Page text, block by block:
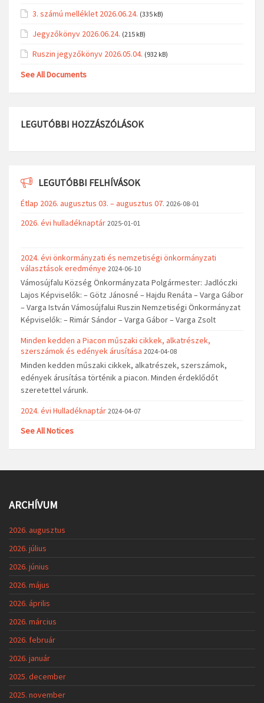
3. számú melléklet 2026.06.24. (335 kB)
Jegyzőkönyv 2026.06.24. (215 kB)
Ruszin jegyzőkönyv 2026.05.04. (932 kB)
See All Documents
LEGUTÓBBI HOZZÁSZÓLÁSOK
LEGUTÓBBI FELHÍVÁSOK
Étlap 2026. augusztus 03. – augusztus 07. 2026-08-01
2026. évi hulladéknaptár 2025-01-01
2024. évi önkormányzati és nemzetiségi önkormányzati
választások eredménye 2024-06-10
Vámosújfalu Község Önkormányzata Polgármester: Jadlóczki
Lajos Képviselők: – Götz Jánosné – Hajdu Renáta – Varga Gábor
– Varga István Vámosújfalui Ruszin Nemzetiségi Önkormányzat
Képviselők: – Rimár Sándor – Varga Gábor – Varga Zsolt
Minden kedden a Piacon műszaki cikkek, alkatrészek,
szerszámok és edények árusítása 2024-04-08
Minden kedden műszaki cikkek, alkatrészek, szerszámok,
edények árusítása történik a piacon. Minden érdeklődőt
szeretettel várunk.
2024. évi Hulladéknaptár 2024-04-07
See All Notices
ARCHÍVUM
2026. augusztus
2026. július
2026. június
2026. május
2026. április
2026. március
2026. február
2026. január
2025. december
2025. november